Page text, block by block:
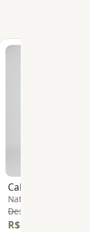
Calça Pantalona
Nati Vozza
De: R$ 890,00
R$ 209,90